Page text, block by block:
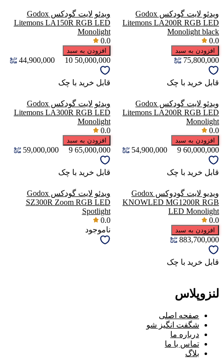
ویدئو لایت گودکس Godox
Litemons LA200R RGB LED
Monolight black
0.0
افزودن به سبد
75,800,000
قابل خرید با چک
ویدئو لایت گودکس Godox
Litemons LA150R RGB LED
Monolight
0.0
افزودن به سبد
50,000,000
10
44,900,000
قابل خرید با چک
ویدئو لایت گودکس Godox
Litemons LA200R RGB LED
Monolight
0.0
افزودن به سبد
60,000,000
9
54,900,000
قابل خرید با چک
ویدئو لایت گودکس Godox
Litemons LA300R RGB LED
Monolight
0.0
افزودن به سبد
65,000,000
9
59,000,000
قابل خرید با چک
ویدیو لایت گودوکس Godox
KNOWLED MG1200R RGB
LED Monolight
0.0
افزودن به سبد
883,700,000
قابل خرید با چک
ویدئو لایت گودکس Godox
SZ300R Zoom RGB LED
Spotlight
0.0
ناموجود
لنزوپلاس
صفحه اصلی
شگفت انگیز شو
درباره ما
تماس با ما
بلاگ